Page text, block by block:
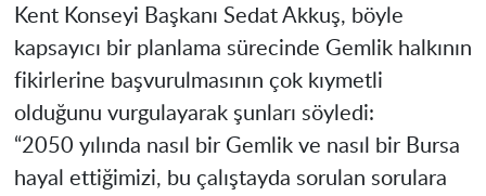
Kent Konseyi Başkanı Sedat Akkuş, böyle
kapsayıcı bir planlama sürecinde Gemlik halkının
fikirlerine başvurulmasının çok kıymetli
olduğunu vurgulayarak şunları söyledi:
“2050 yılında nasıl bir Gemlik ve nasıl bir Bursa
hayal ettiğimizi, bu çalıştayda sorulan sorulara